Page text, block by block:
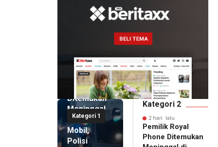
Kategori 1
2 hari lalu
Pemilik
Royal
Phone
Ditemukan
Meninggal
di Dalam
Mobil,
Polisi
Kategori 2
2 hari lalu
Pemilik Royal
Phone Ditemukan